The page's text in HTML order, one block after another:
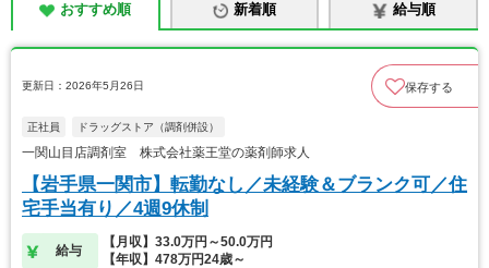
おすすめ順 新着順 給与順
更新日：2026年5月26日 保存する
正社員 ドラッグストア（調剤併設）
一関山目店調剤室 株式会社薬王堂の薬剤師求人
【岩手県一関市】転勤なし／未経験＆ブランク可／住
宅手当有り／4週9休制
給与
【月収】33.0万円～50.0万円
【年収】478万円24歳～